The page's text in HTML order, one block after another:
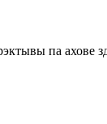
па ахове